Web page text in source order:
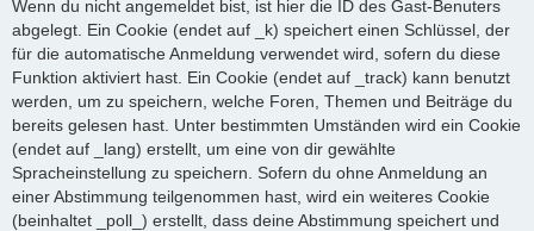
Wenn du nicht angemeldet bist, ist hier die ID des Gast-Benuters
abgelegt. Ein Cookie (endet auf _k) speichert einen Schlüssel, der
für die automatische Anmeldung verwendet wird, sofern du diese
Funktion aktiviert hast. Ein Cookie (endet auf _track) kann benutzt
werden, um zu speichern, welche Foren, Themen und Beiträge du
bereits gelesen hast. Unter bestimmten Umständen wird ein Cookie
(endet auf _lang) erstellt, um eine von dir gewählte
Spracheinstellung zu speichern. Sofern du ohne Anmeldung an
einer Abstimmung teilgenommen hast, wird ein weiteres Cookie
(beinhaltet _poll_) erstellt, dass deine Abstimmung speichert und